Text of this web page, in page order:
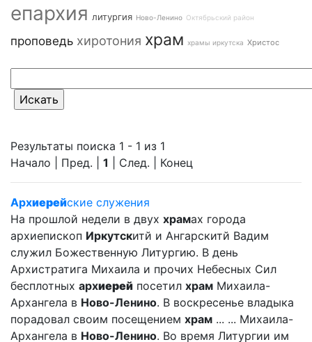
епархия литургия Ново-Ленино Октябрьский район
проповедь хиротония храм храмы иркутска Христос
Результаты поиска 1 - 1 из 1
Начало | Пред. | 1 | След. | Конец
Архиерейские служения
На прошлой недели в двух храмах города
архиепископ Иркутскитй и Ангарскитй Вадим
служил Божественную Литургию. В день
Архистратига Михаила и прочих Небесных Сил
бесплотных архиерей посетил храм Михаила-
Архангела в Ново-Ленино. В воскресенье владыка
порадовал своим посещением храм ... ... Михаила-
Архангела в Ново-Ленино. Во время Литургии им